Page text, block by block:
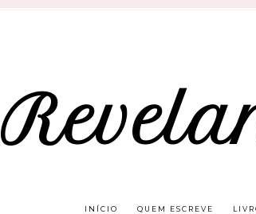
INÍCIO QUEM ESCREVE